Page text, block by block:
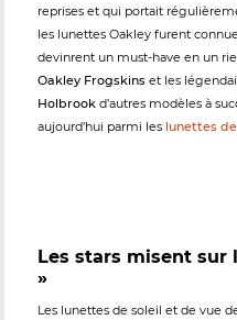
reprises et qui portait
les lunettes Oakley furent
devinrent un must-have en un
Oakley Frogskins et les
Holbrook d’autres modèles à
aujourd’hui parmi les lunettes
Les stars misent sur
»
Les lunettes de soleil et de vue